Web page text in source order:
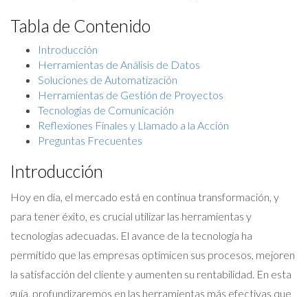
Tabla de Contenido
Introducción
Herramientas de Análisis de Datos
Soluciones de Automatización
Herramientas de Gestión de Proyectos
Tecnologías de Comunicación
Reflexiones Finales y Llamado a la Acción
Preguntas Frecuentes
Introducción
Hoy en día, el mercado está en continua transformación, y
para tener éxito, es crucial utilizar las herramientas y
tecnologías adecuadas. El avance de la tecnología ha
permitido que las empresas optimicen sus procesos, mejoren
la satisfacción del cliente y aumenten su rentabilidad. En esta
guía, profundizaremos en las herramientas más efectivas que